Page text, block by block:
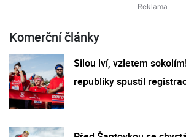
Komerční články
Silou lví, vzletem
republiky spustil